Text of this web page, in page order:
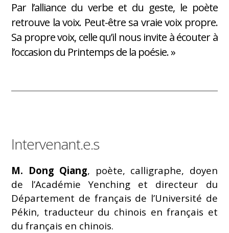
Par l’alliance du verbe et du geste, le poète
retrouve la voix. Peut-être sa vraie voix propre.
Sa propre voix, celle qu’il nous invite à écouter à
l’occasion du Printemps de la poésie. »
Intervenant.e.s
M. Dong Qiang, poète, calligraphe, doyen
de l’Académie Yenching et directeur du
Département de français de l’Université de
Pékin, traducteur du chinois en français et
du français en chinois.